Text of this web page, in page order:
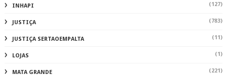
INHAPI (127)
JUSTIÇA (783)
JUSTIÇA SERTAOEMPALTA (11)
LOJAS (1)
MATA GRANDE (221)